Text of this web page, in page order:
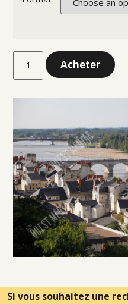
Acheter
Si vous souhaitez une